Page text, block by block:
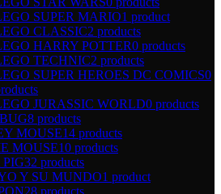
SUPER MARIO1 product
CLASSIC2 products
HARRY POTTER0 products
TECHNIC2 products
SUPER HEROES DC COMICS0
JURASSIC WORLD0 products
8 products
MOUSE14 products
MOUSE10 products
PIG32 products
Y SU MUNDO1 product